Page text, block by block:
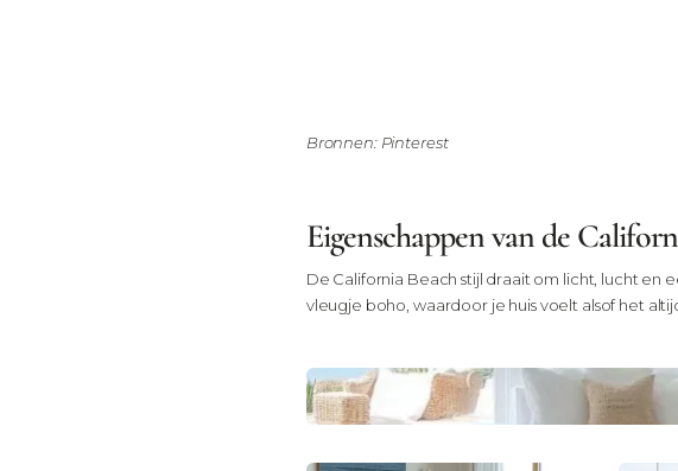
Bronnen: Pinterest
Eigenschappen van de
De California Beach stijl draait om licht, lucht en
vleugje boho, waardoor je huis voelt alsof het
Lichte kleuren